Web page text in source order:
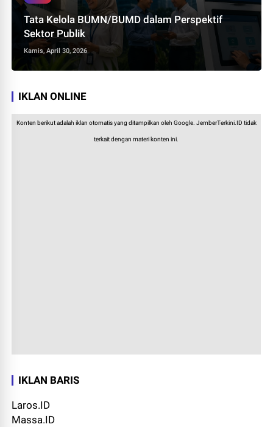
Tata Kelola BUMN/BUMD dalam Perspektif
Sektor Publik
Kamis, April 30, 2026
IKLAN ONLINE
Konten berikut adalah iklan otomatis yang ditampilkan oleh Google. JemberTerkini.ID tidak
terkait dengan materi konten ini.
IKLAN BARIS
Laros.ID
Massa.ID